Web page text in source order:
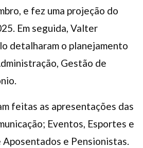
e fez uma projeção do
Em seguida, Valter
detalharam o planejamento
Gestão de
feitas as apresentações das
Eventos, Esportes e
Aposentados e Pensionistas.